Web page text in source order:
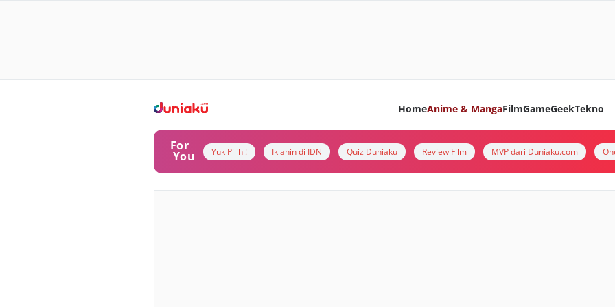
HomeAnime & MangaFilmGameGeekTekno
For
You Yuk Pilih ! Iklanin di IDN Quiz Duniaku Review Film MVP dari Duniaku.com